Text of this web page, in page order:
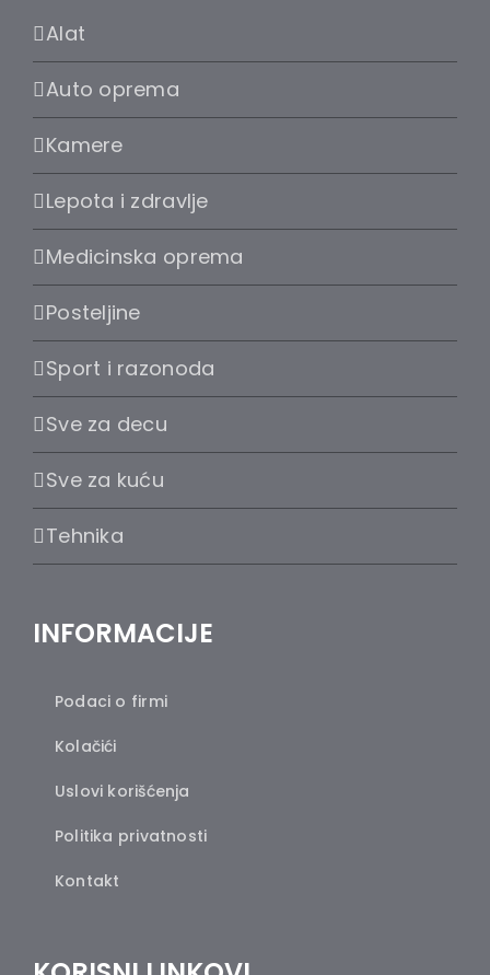
Alat
Auto oprema
Kamere
Lepota i zdravlje
Medicinska oprema
Posteljine
Sport i razonoda
Sve za decu
Sve za kuću
Tehnika
INFORMACIJE
Podaci o firmi
Kolačići
Uslovi korišćenja
Politika privatnosti
Kontakt